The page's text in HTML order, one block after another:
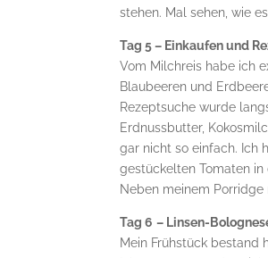
stehen. Mal sehen, wie
Tag 5 – Einkaufen und
Vom Milchreis habe ich
Blaubeeren und
Rezeptsuche wurde
Erdnussbutter,
gar nicht so einfach. Ich
gestückelten Tomaten
Neben meinem
Tag 6 – Linsen-
Mein Frühstück bestand